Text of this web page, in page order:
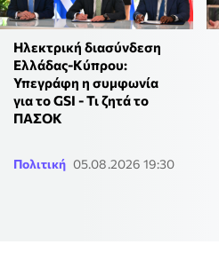
Ηλεκτρική διασύνδεση
Ελλάδας-Κύπρου:
Υπεγράφη η συμφωνία
για το GSI - Τι ζητά το
ΠΑΣΟΚ
Πολιτική 05.08.2026 19:30